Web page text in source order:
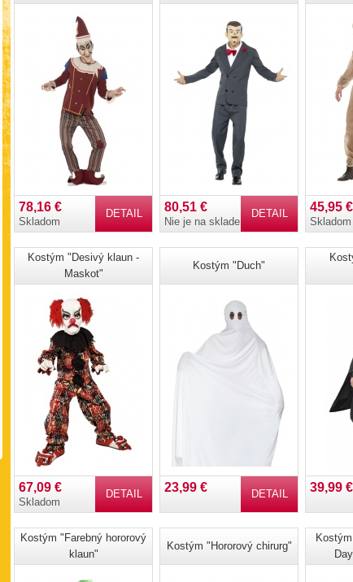
DETAIL
78,16 €
Skladom
DETAIL
80,51 €
Nie je na sklade
45,95 €
Skladom
Kostým "Desivý klaun -
Maskot"
DETAIL
67,09 €
Skladom
Kostým "Duch"
DETAIL
23,99 € 39,99 €
Kostým "Farebný hororový
klaun"
Kostým "Hororový chirurg"